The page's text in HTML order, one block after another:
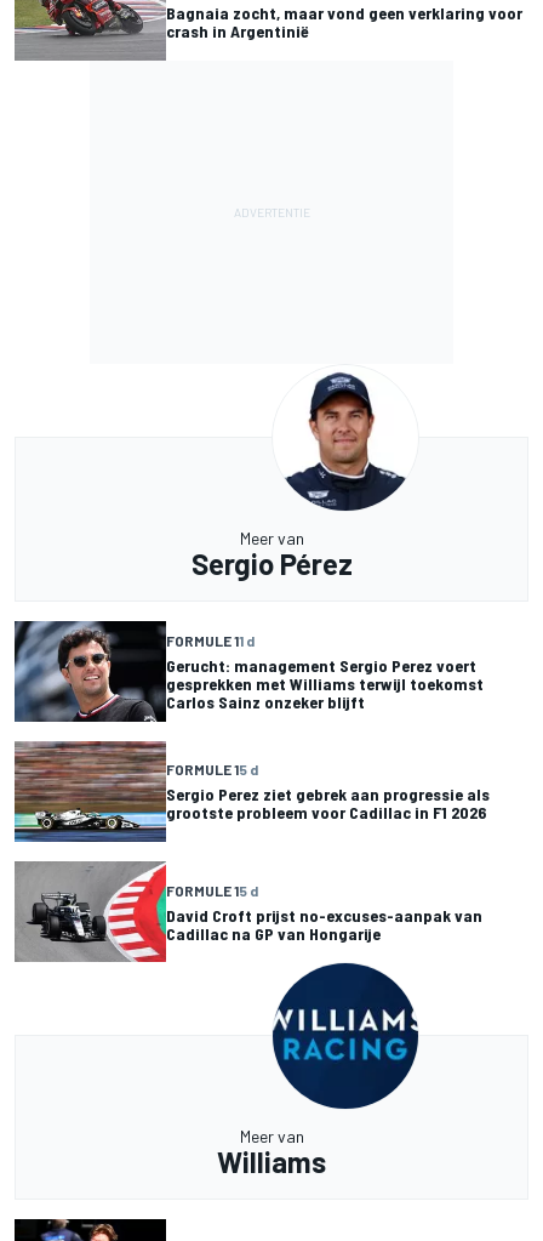
Bagnaia zocht, maar vond geen verklaring voor
crash in Argentinië
Meer van
Sergio Pérez
FORMULE 11 d
Gerucht: management Sergio Perez voert
gesprekken met Williams terwijl toekomst
Carlos Sainz onzeker blijft
FORMULE 15 d
Sergio Perez ziet gebrek aan progressie als
grootste probleem voor Cadillac in F1 2026
FORMULE 15 d
David Croft prijst no-excuses-aanpak van
Cadillac na GP van Hongarije
Meer van
Williams